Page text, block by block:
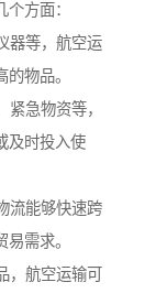
方面：
器等，航空运
物品。
急物资等，
及时投入使
流能够快速跨
需求。
，航空运输可